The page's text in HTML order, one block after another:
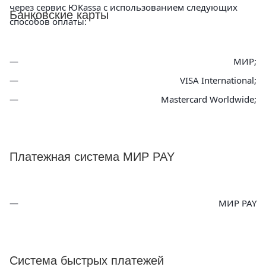
через сервис ЮKassa с использованием следующих
способов оплаты:
Банковские карты
МИР;
VISA International;
Mastercard Worldwide;
Платежная система МИР PAY
МИР PAY
Система быстрых платежей